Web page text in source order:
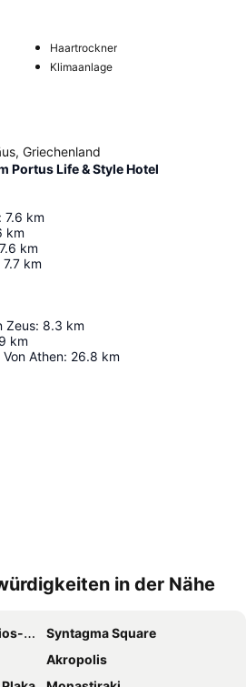
Haartrockner
Klimaanlage
Griechenland
Portus Life & Style Hotel
: 7.6 km
km
7.6 km
7.7 km
Zeus: 8.3 km
km
Athen: 26.8 km
in der Nähe
Athen
Syntagma Square
Akropolis